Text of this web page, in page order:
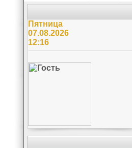
Пятница
07.08.2026
12:16